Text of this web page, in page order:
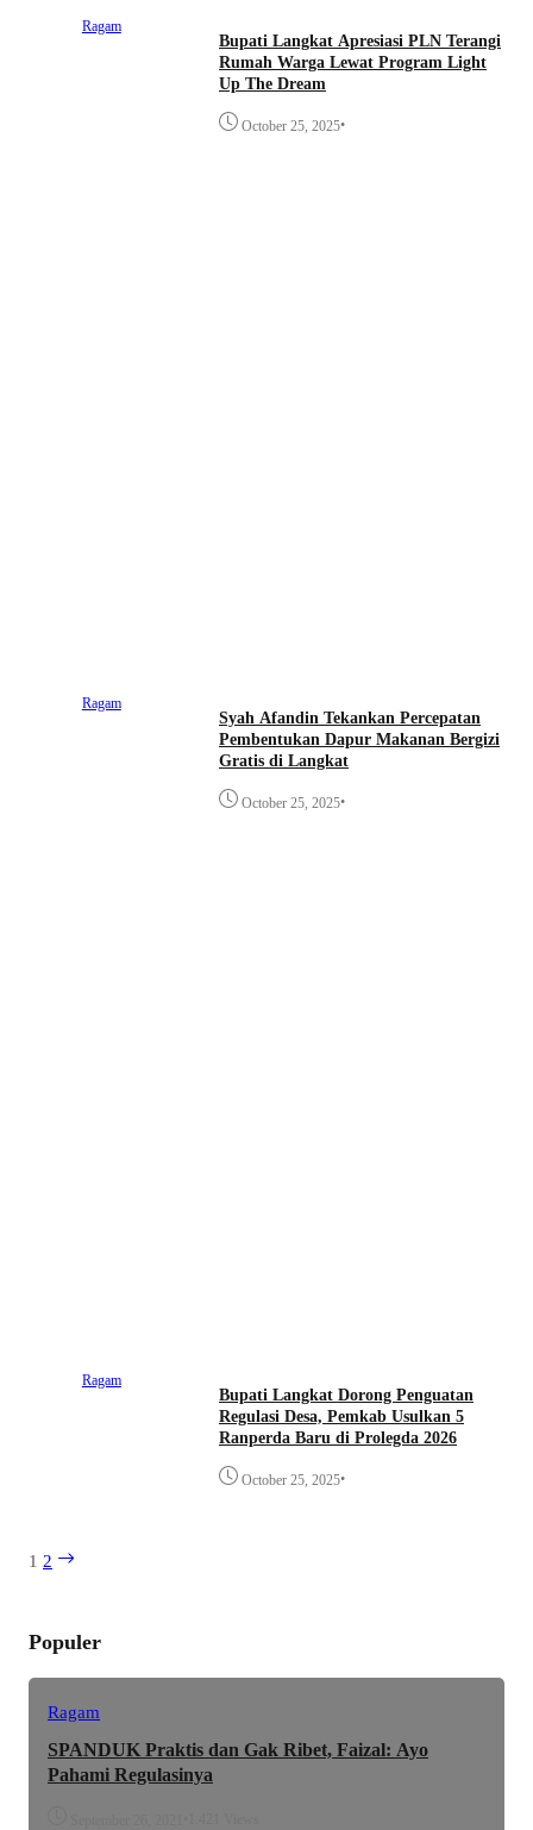
Ragam
Bupati Langkat Apresiasi PLN Terangi
Rumah Warga Lewat Program Light
Up The Dream
October 25, 2025•
Ragam
Syah Afandin Tekankan Percepatan
Pembentukan Dapur Makanan Bergizi
Gratis di Langkat
October 25, 2025•
Ragam
Bupati Langkat Dorong Penguatan
Regulasi Desa, Pemkab Usulkan 5
Ranperda Baru di Prolegda 2026
October 25, 2025•
1 2
Populer
Ragam
SPANDUK Praktis dan Gak Ribet, Faizal: Ayo
Pahami Regulasinya